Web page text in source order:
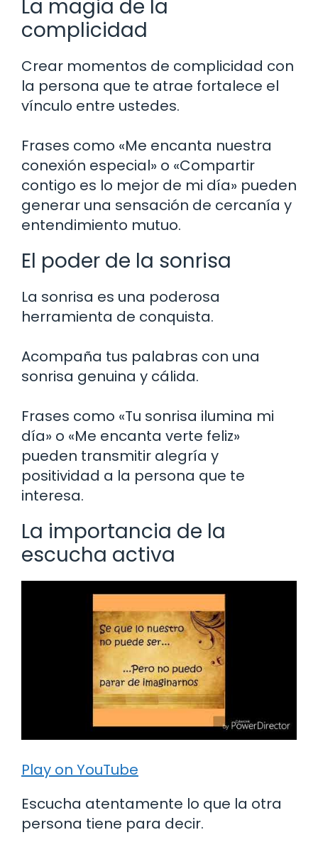
La magia de la
complicidad
Crear momentos de complicidad con
la persona que te atrae fortalece el
vínculo entre ustedes.
Frases como «Me encanta nuestra
conexión especial» o «Compartir
contigo es lo mejor de mi día» pueden
generar una sensación de cercanía y
entendimiento mutuo.
El poder de la sonrisa
La sonrisa es una poderosa
herramienta de conquista.
Acompaña tus palabras con una
sonrisa genuina y cálida.
Frases como «Tu sonrisa ilumina mi
día» o «Me encanta verte feliz»
pueden transmitir alegría y
positividad a la persona que te
interesa.
La importancia de la
escucha activa
Play on YouTube
Escucha atentamente lo que la otra
persona tiene para decir.